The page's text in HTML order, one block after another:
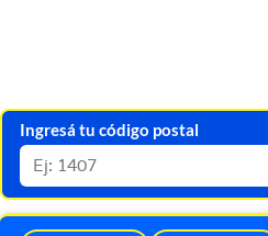
Ingresá tu código postal